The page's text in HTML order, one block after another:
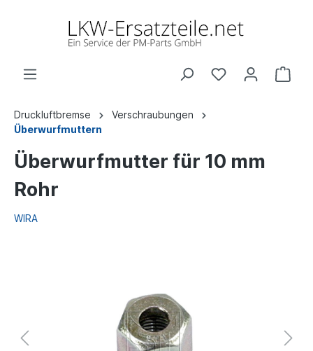
Druckluftbremse
Verschraubungen
Überwurfmuttern
Überwurfmutter für 10 mm
Rohr
WIRA